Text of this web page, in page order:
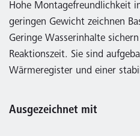
Hohe Montagefreundlichkeit
geringen Gewicht zeichnen
Geringe Wasserinhalte
Reaktionszeit. Sie sind
Wärmeregister und einer
Ausgezeichnet mit